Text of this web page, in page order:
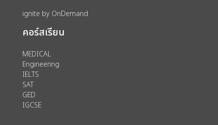
ignite by OnDemand
คอร์สเรียน
MEDICAL
Engineering
IELTS
SAT
GED
IGCSE